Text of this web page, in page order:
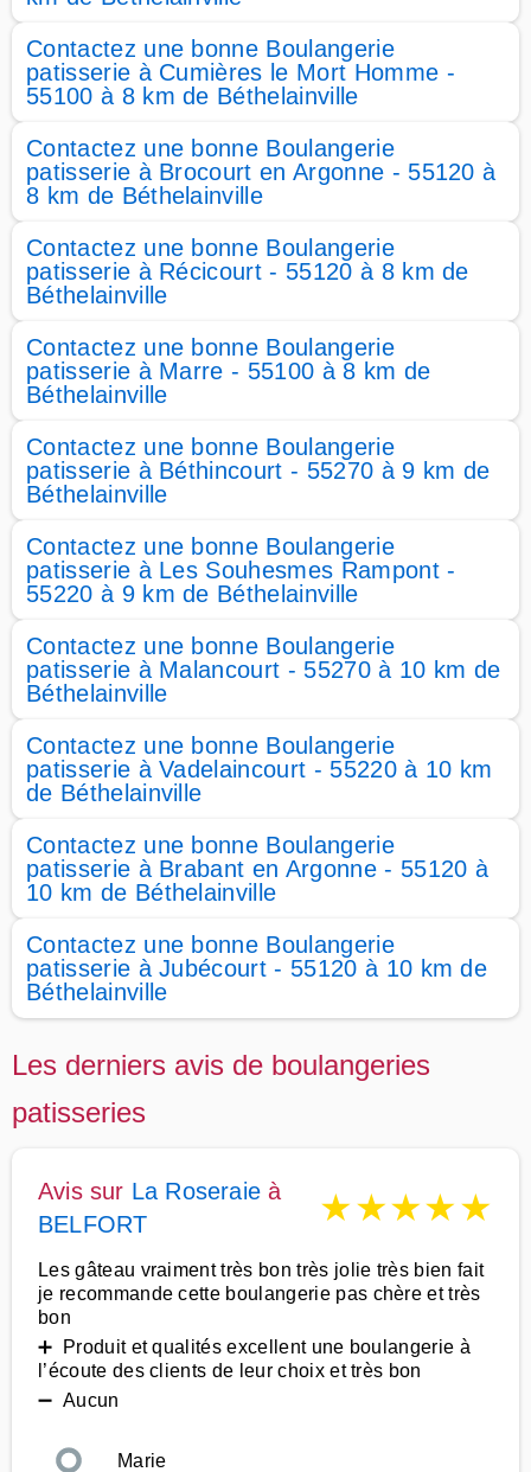
Contactez une bonne Boulangerie
patisserie à Cumières le Mort Homme -
55100 à 8 km de Béthelainville
Contactez une bonne Boulangerie
patisserie à Brocourt en Argonne - 55120 à
8 km de Béthelainville
Contactez une bonne Boulangerie
patisserie à Récicourt - 55120 à 8 km de
Béthelainville
Contactez une bonne Boulangerie
patisserie à Marre - 55100 à 8 km de
Béthelainville
Contactez une bonne Boulangerie
patisserie à Béthincourt - 55270 à 9 km de
Béthelainville
Contactez une bonne Boulangerie
patisserie à Les Souhesmes Rampont -
55220 à 9 km de Béthelainville
Contactez une bonne Boulangerie
patisserie à Malancourt - 55270 à 10 km de
Béthelainville
Contactez une bonne Boulangerie
patisserie à Vadelaincourt - 55220 à 10 km
de Béthelainville
Contactez une bonne Boulangerie
patisserie à Brabant en Argonne - 55120 à
10 km de Béthelainville
Contactez une bonne Boulangerie
patisserie à Jubécourt - 55120 à 10 km de
Béthelainville
Les derniers avis de boulangeries
patisseries
Avis sur La Roseraie à
BELFORT
★★★★★
Les gâteau vraiment très bon très jolie très bien fait
je recommande cette boulangerie pas chère et très
bon
➕ Produit et qualités excellent une boulangerie à
l’écoute des clients de leur choix et très bon
➖ Aucun
Marie